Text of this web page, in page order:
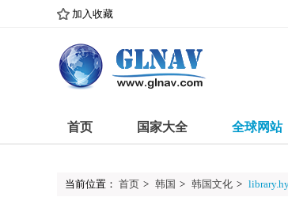
加入收藏
首页 国家大全 全球网站
当前位置： 首页 > 韩国 > 韩国文化 >